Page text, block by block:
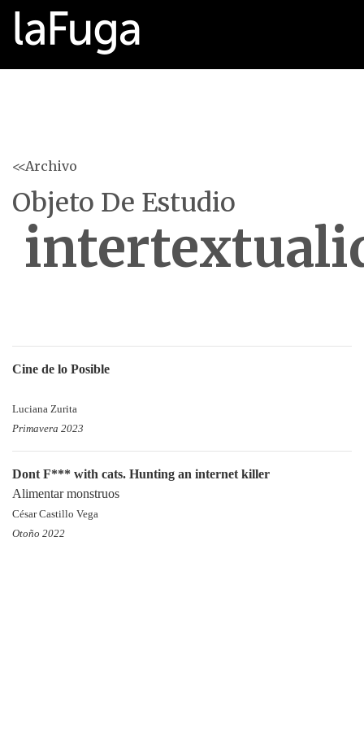
<<Archivo
Objeto De Estudio
Cine de lo Posible
Luciana Zurita
Primavera 2023
Dont F*** with cats. Hunting an internet killer
Alimentar monstruos
César Castillo Vega
Otoño 2022